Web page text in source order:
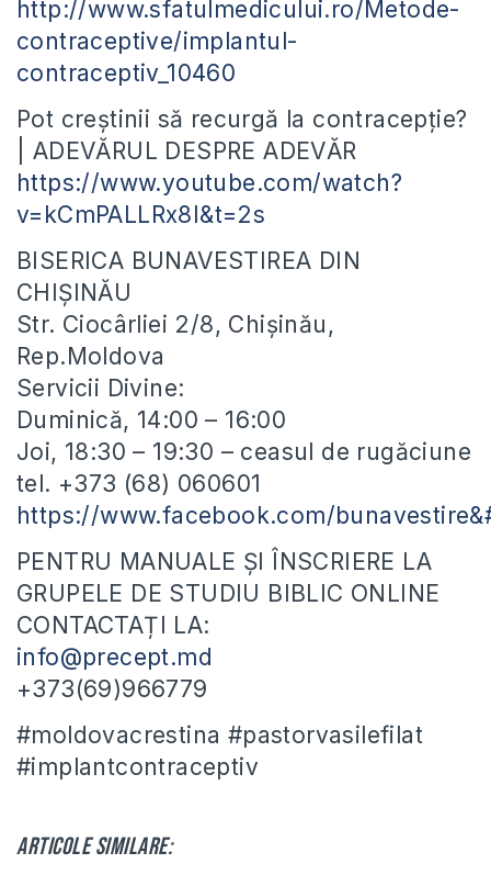
http://www.sfatulmedicului.ro/Metode-
contraceptive/implantul-
contraceptiv_10460
Pot creștinii să recurgă la contracepție?
| ADEVĂRUL DESPRE ADEVĂR
https://www.youtube.com/watch?
v=kCmPALLRx8I&t=2s
BISERICA BUNAVESTIREA DIN
CHIȘINĂU
Str. Ciocârliei 2/8, Chișinău,
Rep.Moldova
Servicii Divine:
Duminică, 14:00 – 16:00
Joi, 18:30 – 19:30 – ceasul de rugăciune
tel. +373 (68) 060601
https://www.facebook.com/
PENTRU MANUALE ȘI ÎNSCRIERE LA
GRUPELE DE STUDIU BIBLIC ONLINE
CONTACTAȚI LA:
info@precept.md
+373(69)966779
#moldovacrestina #pastorvasilefilat
#implantcontraceptiv
Articole similare: